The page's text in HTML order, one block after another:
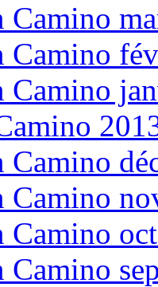
Camino
Camino